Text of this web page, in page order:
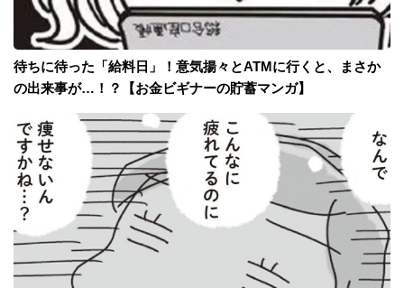
待ちに待った「給料日」！意気揚々とATMに行くと、まさか
の出来事が…！？【お金ビギナーの貯蓄マンガ】